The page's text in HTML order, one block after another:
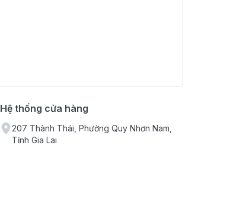
Hệ thống cửa hàng
207 Thành Thái, Phường Quy Nhơn Nam,
Tỉnh Gia Lai